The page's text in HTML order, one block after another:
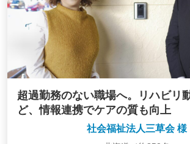
超過勤務のない職場へ。リハビリ
ど、情報連携でケアの質も向上
社会福祉法人三草会 様